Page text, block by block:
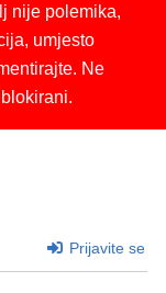
nije polemika,
umjesto
Ne
Prijavite se